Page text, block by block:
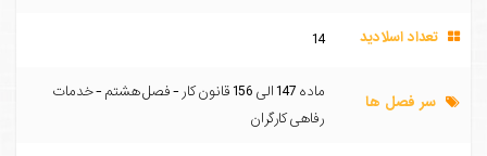
تعداد اسلادید 14
سر فصل ها
ماده 147 الی 156 قانون کار - فصل هشتم - خدمات
رفاهی کارگران